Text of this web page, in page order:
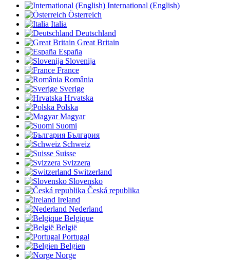
International (English)
Österreich
Italia
Deutschland
Great Britain
España
Slovenija
France
România
Sverige
Hrvatska
Polska
Magyar
Suomi
България
Schweiz
Suisse
Svizzera
Switzerland
Slovensko
Česká republika
Ireland
Nederland
Belgique
België
Portugal
Belgien
Norge